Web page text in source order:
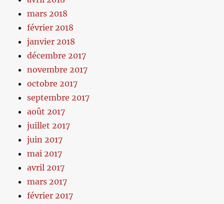
mars 2018
février 2018
janvier 2018
décembre 2017
novembre 2017
octobre 2017
septembre 2017
août 2017
juillet 2017
juin 2017
mai 2017
avril 2017
mars 2017
février 2017